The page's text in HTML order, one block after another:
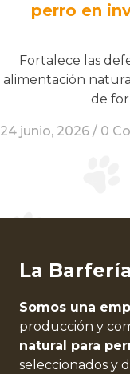
perro en
Fortalece las
alimentación
de
24 junio, 2026 / 0
La Barfería
Somos una
producción y
natural para
seleccionados y